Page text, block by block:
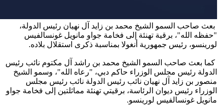
بعث صاحب السمو الشيخ محمد بن زايد آل نهيان رئيس الدولة،
"حفظه الله"، برقية تهنئة إلى فخامة جواو مانويل غونسالفيس
لورينسو، رئيس جمهورية أنغولا بمناسبة ذكرى استقلال بلاده.
كما بعث صاحب السمو الشيخ محمد بن راشد آل مكتوم نائب رئيس
الدولة رئيس مجلس الوزراء حاكم دبي، "رعاه الله"، وسمو الشيخ
منصور بن زايد آل نهيان نائب رئيس الدولة نائب رئيس مجلس
الوزراء رئيس ديوان الرئاسة، برقيتي تهنئة مماثلتين إلى فخامة جواو
مانويل غونسالفيس لورينسو.